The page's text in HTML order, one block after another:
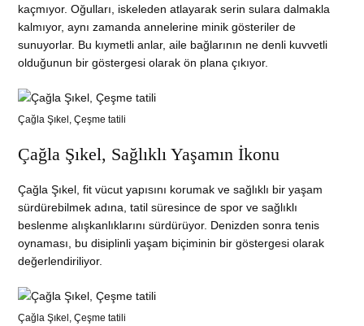
kaçmıyor. Oğulları, iskeleden atlayarak serin sulara dalmakla
kalmıyor, aynı zamanda annelerine minik gösteriler de
sunuyorlar. Bu kıymetli anlar, aile bağlarının ne denli kuvvetli
olduğunun bir göstergesi olarak ön plana çıkıyor.
Çağla Şıkel, Çeşme tatili
Çağla Şıkel, Sağlıklı Yaşamın İkonu
Çağla Şıkel, fit vücut yapısını korumak ve sağlıklı bir yaşam
sürdürebilmek adına, tatil süresince de spor ve sağlıklı
beslenme alışkanlıklarını sürdürüyor. Denizden sonra tenis
oynaması, bu disiplinli yaşam biçiminin bir göstergesi olarak
değerlendiriliyor.
Çağla Şıkel, Çeşme tatili